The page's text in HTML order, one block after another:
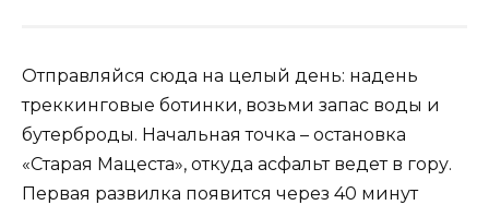
Отправляйся сюда на целый день: надень
треккинговые ботинки, возьми запас воды и
бутерброды. Начальная точка – остановка
«Старая Мацеста», откуда асфальт ведет в гору.
Первая развилка появится через 40 минут